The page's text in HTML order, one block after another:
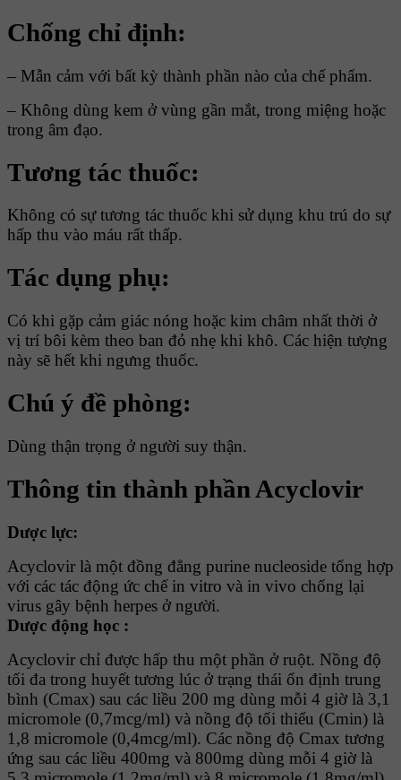
Chống chỉ định:
– Mẫn cảm với bất kỳ thành phần nào của chế phẩm.
– Không dùng kem ở vùng gần mắt, trong miệng hoặc
trong âm đạo.
Tương tác thuốc:
Không có sự tương tác thuốc khi sử dụng khu trú do sự
hấp thu vào máu rất thấp.
Tác dụng phụ:
Có khi gặp cảm giác nóng hoặc kim châm nhất thời ở
vị trí bôi kèm theo ban đỏ nhẹ khi khô. Các hiện tượng
này sẽ hết khi ngưng thuốc.
Chú ý đề phòng:
Dùng thận trọng ở người suy thận.
Thông tin thành phần Acyclovir
Dược lực:
Acyclovir là một đồng đẳng purine nucleoside tổng hợp
với các tác động ức chế in vitro và in vivo chống lại
virus gây bệnh herpes ở người.
Dược động học :
Acyclovir chỉ được hấp thu một phần ở ruột. Nồng độ
tối đa trong huyết tương lúc ở trạng thái ổn định trung
bình (Cmax) sau các liều 200 mg dùng mỗi 4 giờ là 3,1
micromole (0,7mcg/ml) và nồng độ tối thiểu (Cmin) là
1,8 micromole (0,4mcg/ml). Các nồng độ Cmax tương
ứng sau các liều 400mg và 800mg dùng mỗi 4 giờ là